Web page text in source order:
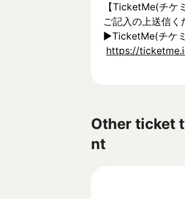
【TicketMe(チケ
ご記入の上送信く
▶︎TicketMe(チケ
https://
Other ticket
nt